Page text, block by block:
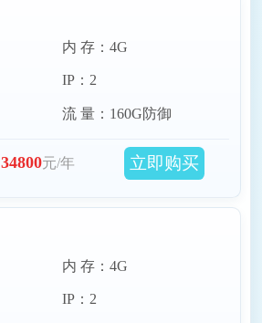
内 存：4G
IP：2
流 量：160G防御
34800元/年 立即购买
内 存：4G
IP：2